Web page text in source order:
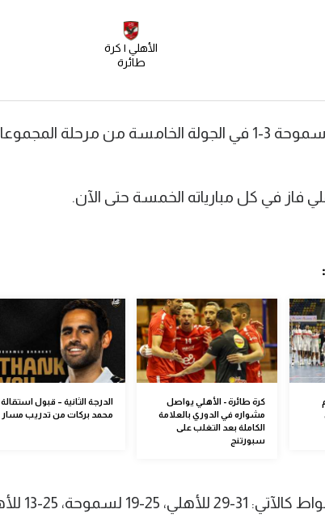
الأهلي | كرة
طائرة
مرحلة المجموعات.
فاز في كل مبارياته الخمسة حتى الآن.
كرة طائرة - الأهلي يواصل
مشواره في الدوري بالعلامة
الكاملة بعد التغلب على
سبورتنج
الدرجة الثانية – قبول استقالة
محمد بركات من تدريب مسار
25-13 للأهلي و29-27 للأهلي.